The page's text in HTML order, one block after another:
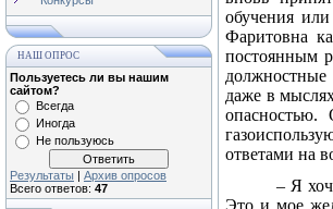
НАШ ОПРОС
Пользуетесь ли вы нашим
сайтом?
Всегда
Иногда
Не пользуюсь
Результаты | Архив опросов
Всего ответов: 47
обучения
Фаритовна
постоянным
даже в
опасностью.
ответами на
– Я
Это и мое